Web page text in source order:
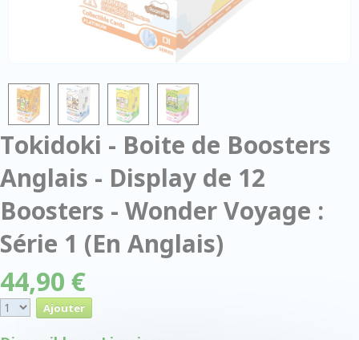
Tokidoki - Boite de Boosters
Anglais - Display de 12
Boosters - Wonder Voyage :
Série 1 (En Anglais)
44,90 €